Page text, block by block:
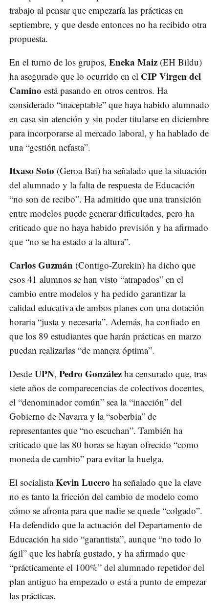
trabajo al pensar que empezaría las prácticas en
septiembre, y que desde entonces no ha recibido otra
propuesta.
En el turno de los grupos, Eneka Maiz (EH Bildu)
ha asegurado que lo ocurrido en el CIP Virgen del
Camino está pasando en otros centros. Ha
considerado “inaceptable” que haya habido alumnado
en casa sin atención y sin poder titularse en diciembre
para incorporarse al mercado laboral, y ha hablado de
una “gestión nefasta”.
Itxaso Soto (Geroa Bai) ha señalado que la situación
del alumnado y la falta de respuesta de Educación
“no son de recibo”. Ha admitido que una transición
entre modelos puede generar dificultades, pero ha
criticado que no haya habido previsión y ha afirmado
que “no se ha estado a la altura”.
Carlos Guzmán (Contigo-Zurekin) ha dicho que
esos 41 alumnos se han visto “atrapados” en el
cambio entre modelos y ha pedido garantizar la
calidad educativa de ambos planes con una dotación
horaria “justa y necesaria”. Además, ha confiado en
que los 89 estudiantes que harán prácticas en marzo
puedan realizarlas “de manera óptima”.
Desde UPN, Pedro González ha censurado que, tras
siete años de comparecencias de colectivos docentes,
el “denominador común” sea la “inacción” del
Gobierno de Navarra y la “soberbia” de
representantes que “no escuchan”. También ha
criticado que las 80 horas se hayan ofrecido “como
moneda de cambio” para evitar la huelga.
El socialistaKevin Lucero ha señalado que la clave
no es tanto la fricción del cambio de modelo como
cómo se afronta para que nadie se quede “colgado”.
Ha defendido que la actuación del Departamento de
Educación ha sido “garantista”, aunque “no todo lo
ágil” que les habría gustado, y ha afirmado que
“prácticamente el 100%” del alumnado repetidor del
plan antiguo ha empezado o está a punto de empezar
las prácticas.